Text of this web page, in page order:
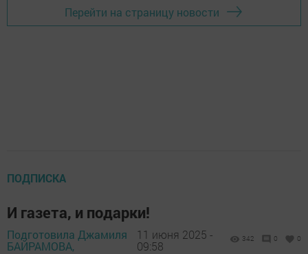
Перейти на страницу новости
ПОДПИСКА
И газета, и подарки!
Подготовила Джамиля
БАЙРАМОВА,
11 июня 2025 -
09:58
342 0 0